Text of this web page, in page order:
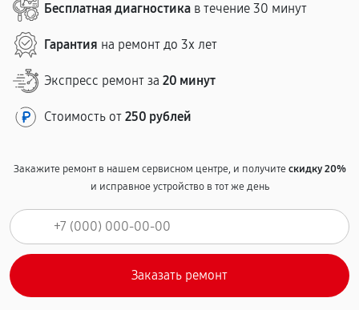
Бесплатная диагностика в течение 30 минут
Гарантия на ремонт до 3х лет
Экспресс ремонт за 20 минут
Стоимость от 250 рублей
Закажите ремонт в нашем сервисном центре, и получитескидку 20%
и исправное устройство в тот же день